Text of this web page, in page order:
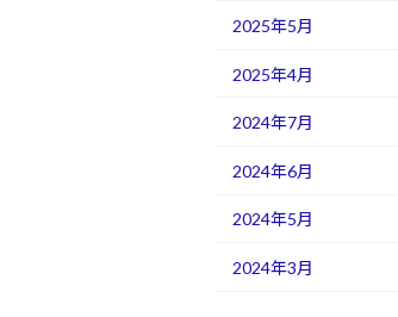
2025年5月
2025年4月
2024年7月
2024年6月
2024年5月
2024年3月